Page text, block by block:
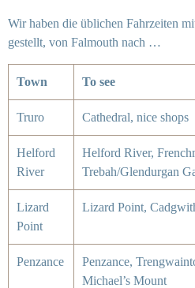
Wir haben die üblichen Fahrzeiten
gestellt, von Falmouth nach …
Town To see
Truro Cathedral, nice shops
Helford
River
Helford River,
Trebah/Glendurgan
Lizard
Point
Lizard Point,
Penzance
Penzance,
Michael’s Mount